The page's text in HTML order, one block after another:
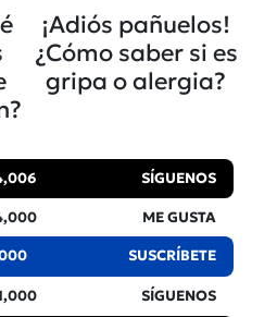
¡Adiós pañuelos!
¿Cómo saber si es
gripa o alergia?
SÍGUENOS
ME GUSTA
SUSCRÍBETE
SÍGUENOS